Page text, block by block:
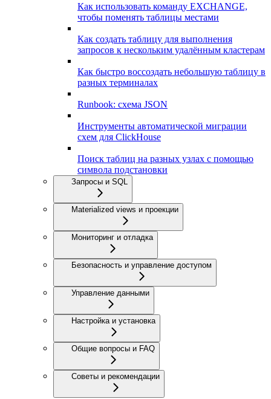
Как использовать команду EXCHANGE,
чтобы поменять таблицы местами
Как создать таблицу для выполнения
запросов к нескольким удалённым кластерам
Как быстро воссоздать небольшую таблицу в
разных терминалах
Runbook: схема JSON
Инструменты автоматической миграции
схем для ClickHouse
Поиск таблиц на разных узлах с помощью
символа подстановки
Запросы и SQL
Materialized views и проекции
Мониторинг и отладка
Безопасность и управление доступом
Управление данными
Настройка и установка
Общие вопросы и FAQ
Советы и рекомендации